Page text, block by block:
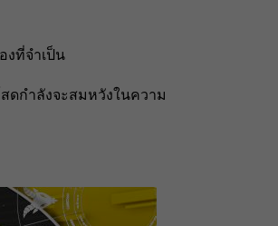
งที่จำเป็น
ดกำลังจะสมหวังในความ